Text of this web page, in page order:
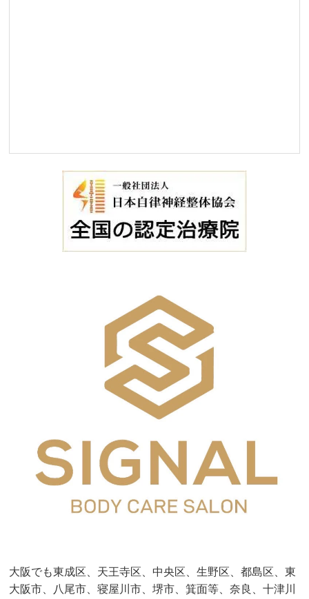
大阪でも東成区、天王寺区、中央区、生野区、都島区、東
大阪市、八尾市、寝屋川市、堺市、箕面等、奈良、十津川